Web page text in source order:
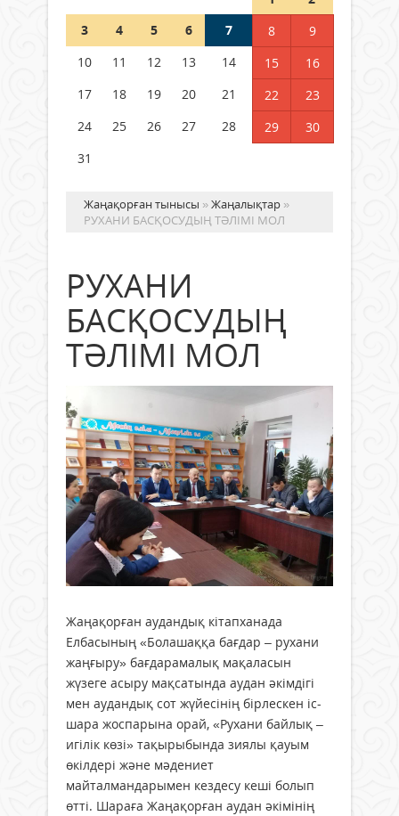
Германия аптап ыстыққа
бастады
04 тамыз 2026 ж.
3
4 5 6 7 8
9
10
11 12 13 14 15
16
17
18 19 20 21 22
23
24
25 26 27 28 29
30
31
Жаңақорған тынысы »Жаңалықтар »
РУХАНИ БАСҚОСУДЫҢ ТӘЛІМІ МОЛ
РУХАНИ
БАСҚОСУДЫҢ
ТӘЛІМІ МОЛ
Жаңақорған аудандық кітапханада
Елбасының «Болашаққа бағдар – рухани
жаңғыру» бағдарамалық мақаласын
жүзеге асыру мақсатында аудан әкімдігі
мен аудандық сот жүйесінің бірлескен іс-
шара жоспарына орай, «Рухани байлық –
игілік көзі» тақырыбында зиялы қауым
өкілдері және мәдениет
майталмандарымен кездесу кеші болып
өтті. Шараға Жаңақорған аудан әкімінің